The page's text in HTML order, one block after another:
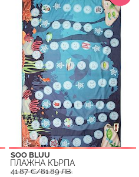
SOO BLUU
ПЛАЖНА КЪРПА
41.87 €/81.89 ЛВ.